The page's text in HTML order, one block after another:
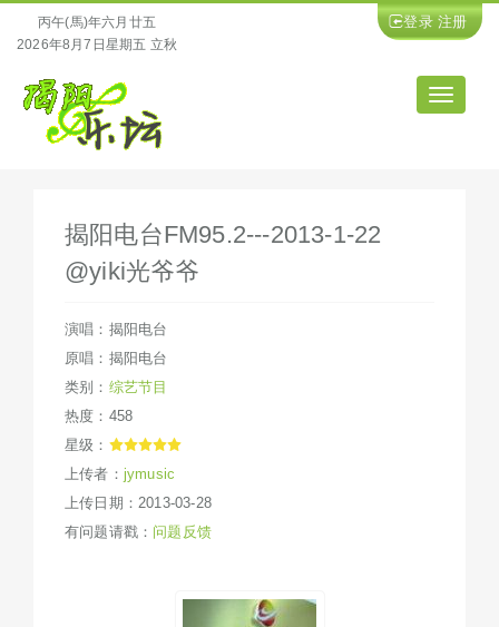
丙午(馬)年六月廿五
2026年8月7日星期五 立秋
登录 注册
导
航
揭阳电台FM95.2---2013-1-22
@yiki光爷爷
演唱：揭阳电台
原唱：揭阳电台
类别： 综艺节目
热度：458
星级：
上传者： jymusic
上传日期：2013-03-28
有问题请戳： 问题反馈